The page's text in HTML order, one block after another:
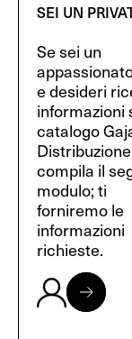
SEI UN
Se sei un
e desideri
informazioni
catalogo
compila il
modulo; ti
forniremo le
informazioni
richieste.